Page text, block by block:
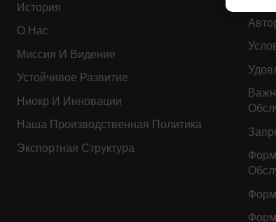
История
О Нас
Миссия И Видение
Устойчивое Развитие
Ниокр И Инновации
Наша Производственная Политика
Экспортная Структура